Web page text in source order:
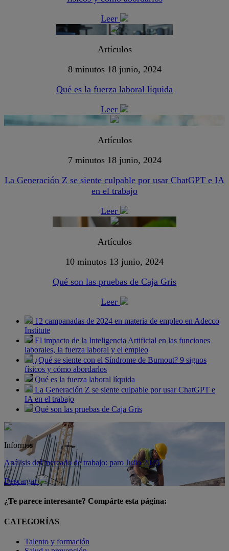
Leer
Artículos
8 minutos 18 junio, 2024
Qué es la fuerza laboral líquida
Leer
Artículos
7 minutos 18 junio, 2024
La Generación Z se siente culpable por usar ChatGPT e IA
en el trabajo
Leer
Artículos
10 minutos 13 junio, 2024
Qué son las pruebas de Caja Gris
Leer
12 campanadas de 2024 en materia de empleo en Adecco
Institute
El impacto de la Inteligencia Artificial en las funciones
laborales, la fuerza laboral y el empleo
¿Qué se siente con el Síndrome de Burnout? 9 signos
físicos y cómo abordarlos
Qué es la fuerza laboral líquida
La Generación Z se siente culpable por usar ChatGPT e
IA en el trabajo
Qué son las pruebas de Caja Gris
Informes
Análisis del mercado de trabajo: paro Julio 2026
Descargar
¿Te parece interesante? Compárte esta página:
CATEGORÍAS
Talento y formación